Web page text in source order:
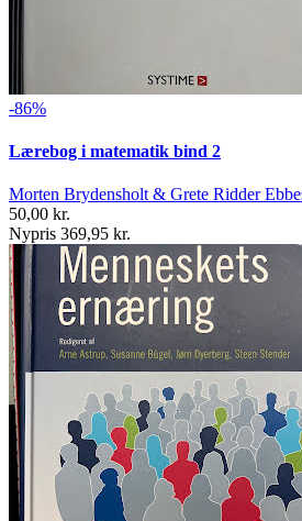
-86%
Lærebog i matematik bind 2
Morten Brydensholt & Grete Ridder
50,00 kr.
Nypris 369,95 kr.